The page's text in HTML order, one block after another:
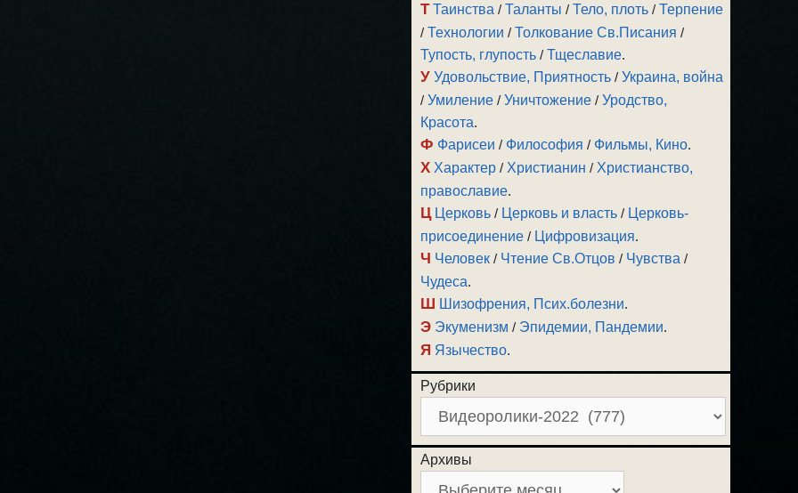
Т Таинства /Таланты /Тело, плоть /Терпение
/Технологии /Толкование Св.Писания /
Тупость, глупость /Тщеславие.
У Удовольствие, Приятность /Украина, война
/Умиление /Уничтожение /Уродство,
Красота.
Ф Фарисеи / Философия / Фильмы, Кино.
Х Характер / Христианин / Христианство,
православие.
Ц Церковь / Церковь и власть / Церковь-
присоединение / Цифровизация.
Ч Человек / Чтение Св.Отцов / Чувства /
Чудеса.
Ш Шизофрения, Псих.болезни.
Э Экуменизм / Эпидемии, Пандемии.
Я Язычество.
Рубрики
Архивы